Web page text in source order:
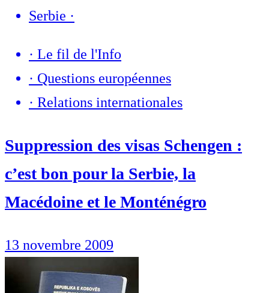
Serbie ·
· Le fil de l'Info
· Questions européennes
· Relations internationales
Suppression des visas Schengen :
c’est bon pour la Serbie, la
Macédoine et le Monténégro
13 novembre 2009